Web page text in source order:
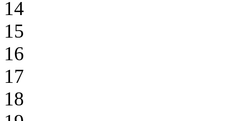
14
15
16
17
18